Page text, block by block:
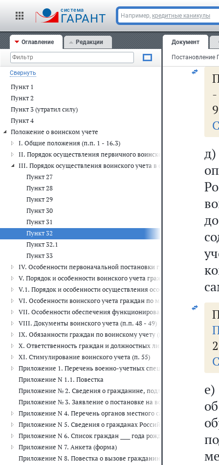
cистема
ГАРАНТ Например, кредитные каникулы
Оглавление Редакции
Свернуть
Пункт 1
Пункт 2
Пункт 3 (утратил силу)
Пункт 4
Положение о воинском учете
I. Общие положения (п.п. 1 - 16.3)
II. Порядок осуществления первичного воинского учета в
III. Порядок осуществления воинского учета в организациях (п.п.
Пункт 27
Пункт 28
Пункт 29
Пункт 30
Пункт 31
Пункт 32
Пункт 32.1
Пункт 33
IV. Особенности первоначальной постановки граждан на
V. Порядок и особенности воинского учета граждан,
V.1. Порядок и особенности осуществления особого воинского
VI. Особенности воинского учета граждан по месту их
VII. Особенности обеспечения функционирования системы
VIII. Документы воинского учета (п.п. 48 - 49)
IX. Обязанности граждан по воинскому учету (п.п. 50 - 53)
X. Ответственность граждан и должностных лиц за неисполнение
XI. Стимулирование воинского учета (п. 55)
Приложение 1. Перечень военно-учетных специальностей, а
Приложение N 1.1. Повестка
Приложение № 2. Сведения о гражданине, подлежащем воинскому
Приложение № 3. Заявление о постановке на воинский учет
Приложение N 4. Перечень органов местного самоуправления,
Приложение N 5. Сведения о гражданах Российской Федерации,
Приложение N 6. Список граждан ____ года рождения, а также
Приложение N 7. Анкета (форма)
Приложение N 8. Повестка о вызове гражданина на мероприятия
Документ